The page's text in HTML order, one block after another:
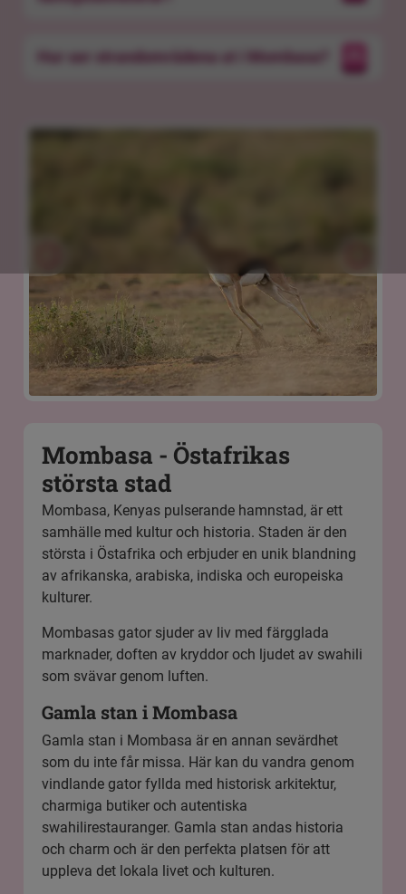
Hur ser strandområdena ut i Mombasa?
Mombasa - Östafrikas
största stad
Mombasa, Kenyas pulserande hamnstad, är ett
samhälle med kultur och historia. Staden är den
största i Östafrika och erbjuder en unik blandning
av afrikanska, arabiska, indiska och europeiska
kulturer.
Mombasas gator sjuder av liv med färgglada
marknader, doften av kryddor och ljudet av swahili
som svävar genom luften.
Gamla stan i Mombasa
Gamla stan i Mombasa är en annan sevärdhet
som du inte får missa. Här kan du vandra genom
vindlande gator fyllda med historisk arkitektur,
charmiga butiker och autentiska
swahilirestauranger. Gamla stan andas historia
och charm och är den perfekta platsen för att
uppleva det lokala livet och kulturen.